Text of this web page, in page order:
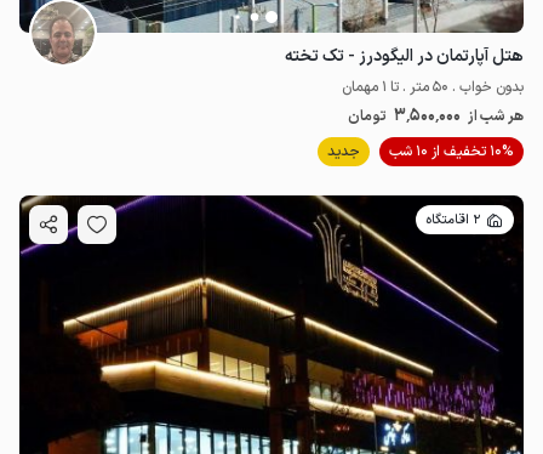
هتل آپارتمان در الیگودرز - تک تخته
بدون خواب . 50 متر . تا 1 مهمان
هر شب از 3٬500٬000 تومان
10% تخفیف از 10 شب
جدید
2 اقامتگاه